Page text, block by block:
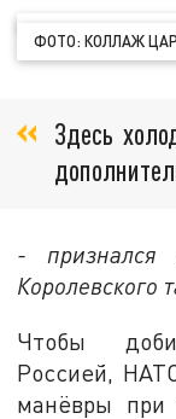
ФОТО: КОЛЛАЖ
Здесь
- признался
Королевского
Чтобы
Россией,
манёвры при